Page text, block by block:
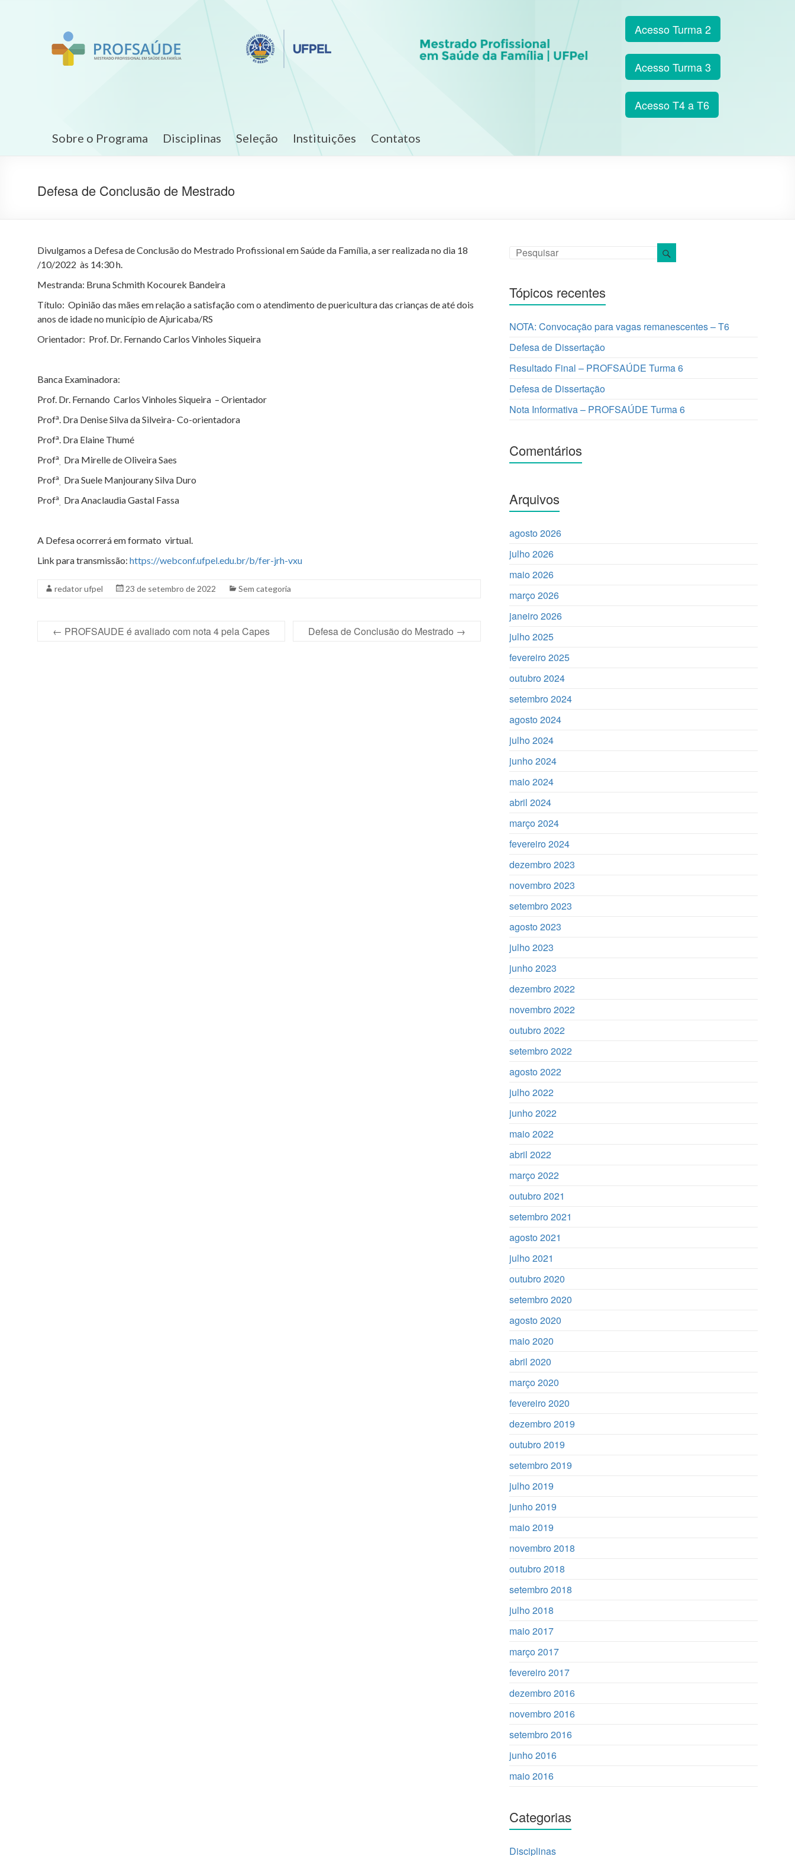
Acesso Turma 2
Acesso Turma 3
Acesso T4 a T6
Sobre o Programa Disciplinas Seleção Instituições Contatos
Defesa de Conclusão de Mestrado
Divulgamos a Defesa de Conclusão do Mestrado Profissional em Saúde da Família, a ser realizada no dia 18
/10/2022 às 14:30 h.
Mestranda: Bruna Schmith Kocourek Bandeira
Título: Opinião das mães em relação a satisfação com o atendimento de puericultura das crianças de até dois
anos de idade no município de Ajuricaba/RS
Orientador: Prof. Dr. Fernando Carlos Vinholes Siqueira
Banca Examinadora:
Prof. Dr. Fernando Carlos Vinholes Siqueira – Orientador
Profa. Dra Denise Silva da Silveira- Co-orientadora
Profa. Dra Elaine Thumé
Profa
. Dra Mirelle de Oliveira Saes
Profa
. Dra Suele Manjourany Silva Duro
Profa
. Dra Anaclaudia Gastal Fassa
A Defesa ocorrerá em formato virtual.
Link para transmissão: https://webconf.ufpel.edu.br/b/fer-jrh-vxu
redator ufpel 23 de setembro de 2022 Sem categoria
← PROFSAUDE é avaliado com nota 4 pela Capes Defesa de Conclusão do Mestrado →
Tópicos recentes
NOTA: Convocação para vagas remanescentes – T6
Defesa de Dissertação
Resultado Final – PROFSAÚDE Turma 6
Defesa de Dissertação
Nota Informativa – PROFSAÚDE Turma 6
Comentários
Arquivos
agosto 2026
julho 2026
maio 2026
março 2026
janeiro 2026
julho 2025
fevereiro 2025
outubro 2024
setembro 2024
agosto 2024
julho 2024
junho 2024
maio 2024
abril 2024
março 2024
fevereiro 2024
dezembro 2023
novembro 2023
setembro 2023
agosto 2023
julho 2023
junho 2023
dezembro 2022
novembro 2022
outubro 2022
setembro 2022
agosto 2022
julho 2022
junho 2022
maio 2022
abril 2022
março 2022
outubro 2021
setembro 2021
agosto 2021
julho 2021
outubro 2020
setembro 2020
agosto 2020
maio 2020
abril 2020
março 2020
fevereiro 2020
dezembro 2019
outubro 2019
setembro 2019
julho 2019
junho 2019
maio 2019
novembro 2018
outubro 2018
setembro 2018
julho 2018
maio 2017
março 2017
fevereiro 2017
dezembro 2016
novembro 2016
setembro 2016
junho 2016
maio 2016
Categorias
Disciplinas